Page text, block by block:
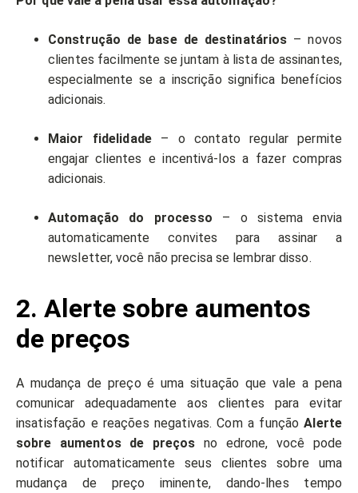
Construção de base de destinatários – novos
clientes facilmente se juntam à lista de assinantes,
especialmente se a inscrição significa benefícios
adicionais.
Maior fidelidade– o contato regular permite
engajar clientes e incentivá-los a fazer compras
adicionais.
Automação do processo – o sistema envia
automaticamente convites para assinar a
newsletter, você não precisa se lembrar disso.
2. Alerte sobre aumentos
de preços
A mudança de preço é uma situação que vale a pena
comunicar adequadamente aos clientes para evitar
insatisfação e reações negativas. Com a funçãoAlerte
sobre aumentos de preços no edrone, você pode
notificar automaticamente seus clientes sobre uma
mudança de preço iminente, dando-lhes tempo